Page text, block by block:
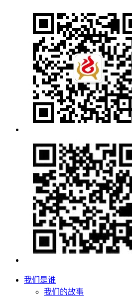
我们是谁
我们的故事